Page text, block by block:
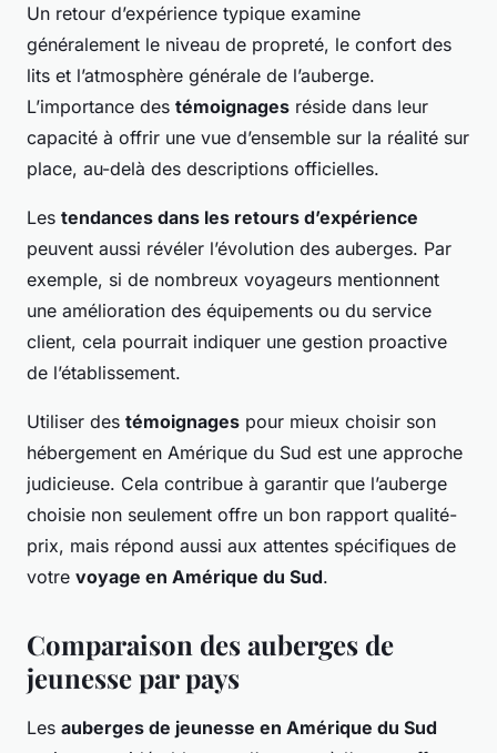
Un retour d’expérience typique examine
généralement le niveau de propreté, le confort des
lits et l’atmosphère générale de l’auberge.
L’importance des témoignages réside dans leur
capacité à offrir une vue d’ensemble sur la réalité sur
place, au-delà des descriptions officielles.
Les tendances dans les retours d’expérience
peuvent aussi révéler l’évolution des auberges. Par
exemple, si de nombreux voyageurs mentionnent
une amélioration des équipements ou du service
client, cela pourrait indiquer une gestion proactive
de l’établissement.
Utiliser des témoignages pour mieux choisir son
hébergement en Amérique du Sud est une approche
judicieuse. Cela contribue à garantir que l’auberge
choisie non seulement offre un bon rapport qualité-
prix, mais répond aussi aux attentes spécifiques de
votre voyage en Amérique du Sud.
Comparaison des auberges de
jeunesse par pays
Les auberges de jeunesse en Amérique du Sud